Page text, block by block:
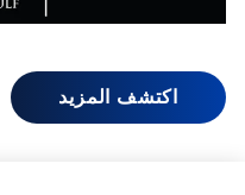
اكتشف المزيد